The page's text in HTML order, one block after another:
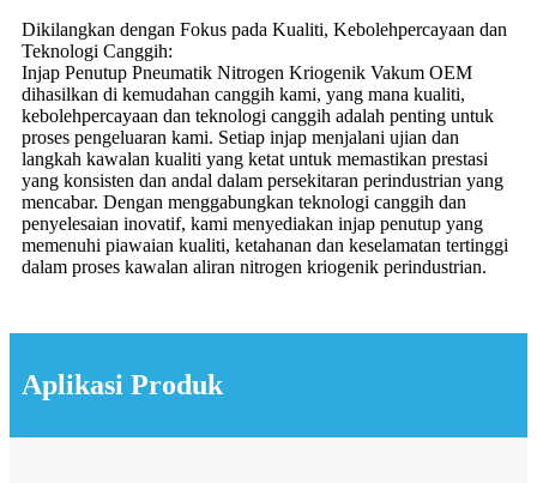
Dikilangkan dengan Fokus pada Kualiti, Kebolehpercayaan dan
Teknologi Canggih:
Injap Penutup Pneumatik Nitrogen Kriogenik Vakum OEM
dihasilkan di kemudahan canggih kami, yang mana kualiti,
kebolehpercayaan dan teknologi canggih adalah penting untuk
proses pengeluaran kami. Setiap injap menjalani ujian dan
langkah kawalan kualiti yang ketat untuk memastikan prestasi
yang konsisten dan andal dalam persekitaran perindustrian yang
mencabar. Dengan menggabungkan teknologi canggih dan
penyelesaian inovatif, kami menyediakan injap penutup yang
memenuhi piawaian kualiti, ketahanan dan keselamatan tertinggi
dalam proses kawalan aliran nitrogen kriogenik perindustrian.
Aplikasi Produk